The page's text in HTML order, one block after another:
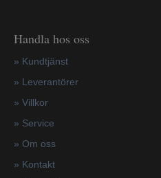
Handla hos oss
» Kundtjänst
» Leverantörer
» Villkor
» Service
» Om oss
» Kontakt